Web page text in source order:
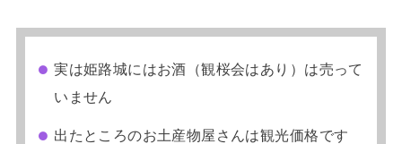
実は姫路城にはお酒（観桜会はあり）は売って
いません
出たところのお土産物屋さんは観光価格です